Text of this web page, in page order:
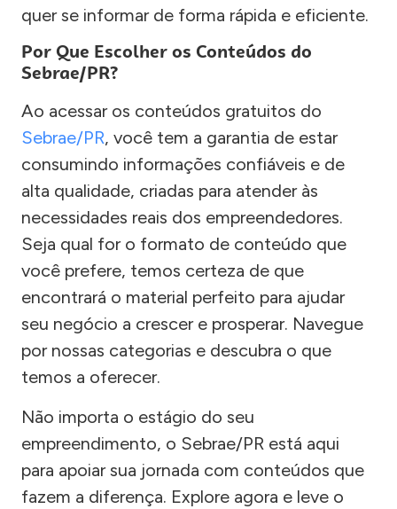
quer se informar de forma rápida e eficiente.
Por Que Escolher os Conteúdos do
Sebrae/PR?
Ao acessar os conteúdos gratuitos do
Sebrae/PR, você tem a garantia de estar
consumindo informações confiáveis e de
alta qualidade, criadas para atender às
necessidades reais dos empreendedores.
Seja qual for o formato de conteúdo que
você prefere, temos certeza de que
encontrará o material perfeito para ajudar
seu negócio a crescer e prosperar. Navegue
por nossas categorias e descubra o que
temos a oferecer.
Não importa o estágio do seu
empreendimento, o Sebrae/PR está aqui
para apoiar sua jornada com conteúdos que
fazem a diferença. Explore agora e leve o